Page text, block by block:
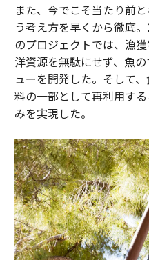
また、今でこそ当たり前
う考え方を早くから徹底
のプロジェクトでは、漁
洋資源を無駄にせず、魚
ューを開発した。そして
料の一部として再利用す
みを実現した。